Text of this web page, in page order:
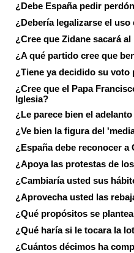
¿Debe España pedir
¿Debería legalizarse el
¿Cree que Zidane sacará
¿A qué partido cree que
¿Tiene ya decidido su voto
¿Cree que el Papa
Iglesia?
¿Le parece bien el
¿Ve bien la figura del
¿España debe reconocer a
¿Apoya las protestas de
¿Cambiaría usted sus
¿Aprovecha usted las
¿Qué propósitos se
¿Qué haría si le tocara la
¿Cuántos décimos ha